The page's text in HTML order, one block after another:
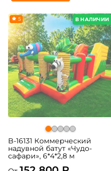
В НАЛИЧИИ
5
B-16131 Коммерческий
надувной батут «Чудо-
сафари», 6*4*2,8 м